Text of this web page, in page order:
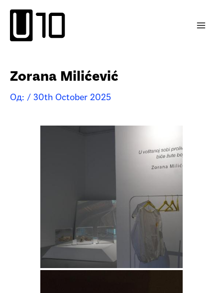
садржај
Zorana Milićević
Од: / 30th October 2025